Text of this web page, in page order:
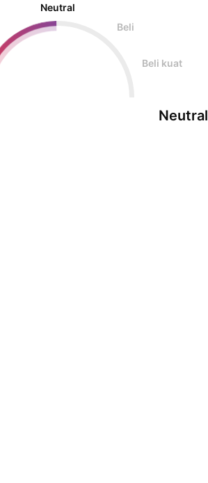
Neutral
Beli
Beli kuat
Neutral